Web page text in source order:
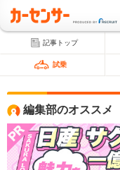
記事トップ
試乗
編集部のオススメ